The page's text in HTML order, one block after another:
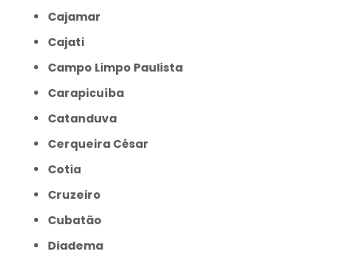
Cajamar
Cajati
Campo Limpo Paulista
Carapicuíba
Catanduva
Cerqueira César
Cotia
Cruzeiro
Cubatão
Diadema